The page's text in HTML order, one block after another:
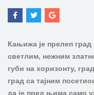
Кањижа је прелеп
светлим, нежним
губи на хоризонту,
град са тајним
да је пред њима само